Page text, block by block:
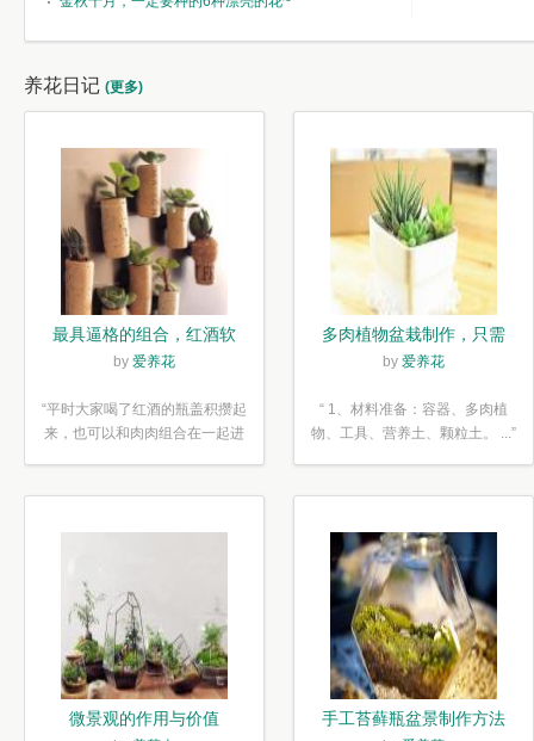
养花日记 (更多)
最具逼格的组合，红酒软
木塞diy多肉植物盆栽
by 爱养花
“平时大家喝了红酒的瓶盖积攒起
来，也可以和肉肉组合在一起进
多肉植物盆栽制作，只需
简单6步
by 爱养花
“ 1、材料准备：容器、多肉植
物、工具、营养土、颗粒土。 ...”
微景观的作用与价值 手工苔藓瓶盆景制作方法